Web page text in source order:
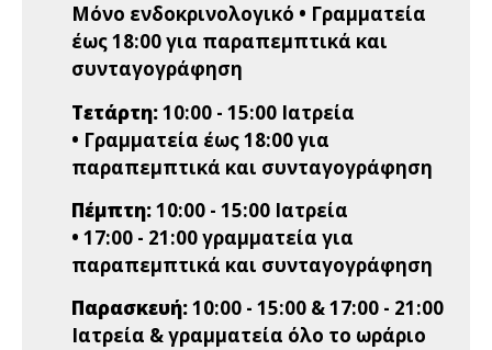
Μόνο ενδοκρινολογικό • Γραμματεία
έως 18:00 για παραπεμπτικά και
συνταγογράφηση
Τετάρτη:10:00 - 15:00 Ιατρεία
• Γραμματεία έως 18:00 για
παραπεμπτικά και συνταγογράφηση
Πέμπτη:10:00 - 15:00 Ιατρεία
• 17:00 - 21:00 γραμματεία για
παραπεμπτικά και συνταγογράφηση
Παρασκευή:10:00 - 15:00 & 17:00 - 21:00
Ιατρεία & γραμματεία όλο το ωράριο